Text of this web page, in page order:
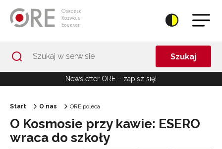
Szukaj
Newsletter ORE – zapisz się!
Start O nas ORE poleca
O Kosmosie przy kawie: ESERO
wraca do szkoły